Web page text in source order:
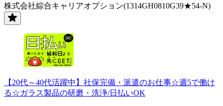
株式会社綜合キャリアオプション(1314GH0810G39★54-N)
【20代～40代活躍中】社保完備・派遣のお仕事☆週5で働け
る☆ガラス製品の研磨・洗浄/日払いOK